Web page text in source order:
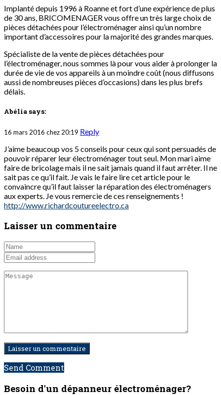
Implanté depuis 1996 à Roanne et fort d’une expérience de plus
de 30 ans, BRICOMENAGER vous offre un très large choix de
pièces détachées pour l’électroménager ainsi qu’un nombre
important d’accessoires pour la majorité des grandes marques.
Spécialiste de la vente de pièces détachées pour
l’électroménager, nous sommes là pour vous aider à prolonger la
durée de vie de vos appareils à un moindre coût (nous diffusons
aussi de nombreuses pièces d’occasions) dans les plus brefs
délais.
Abélia says:
16 mars 2016 chez 20:19 Reply
J’aime beaucoup vos 5 conseils pour ceux qui sont persuadés de
pouvoir réparer leur électroménager tout seul. Mon mari aime
faire de bricolage mais il ne sait jamais quand il faut arrêter. Il ne
sait pas ce qu’il fait. Je vais le faire lire cet article pour le
convaincre qu’il faut laisser la réparation des électroménagers
aux experts. Je vous remercie de ces renseignements !
http://www.richardcoutureelectro.ca
Laisser un commentaire
Send Comment
Besoin d'un dépanneur électroménager?